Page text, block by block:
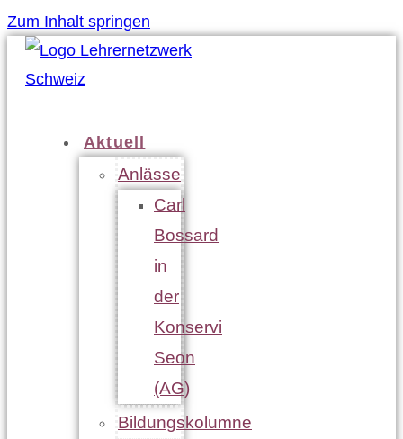
Zum Inhalt springen
Aktuell
Anlässe
Carl
Bossard
in
der
Konservi
Seon
(AG)
Bildungskolumne